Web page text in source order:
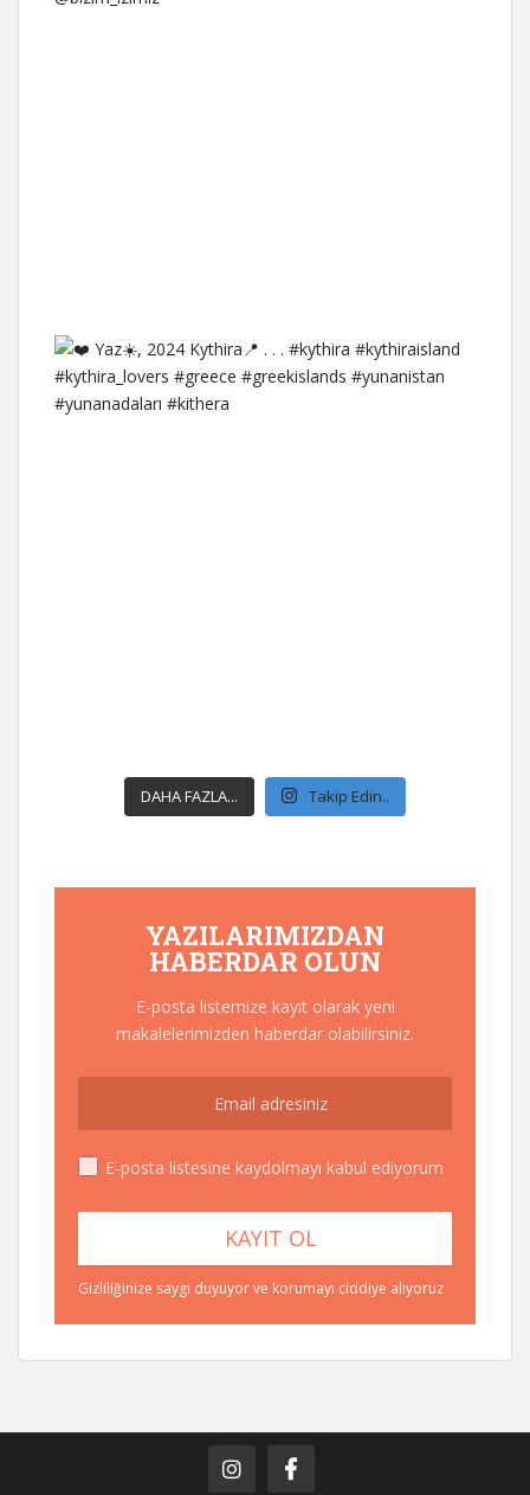
DAHA FAZLA... Takip Edin..
YAZILARIMIZDAN
HABERDAR OLUN
E-posta listemize kayıt olarak yeni
makalelerimizden haberdar olabilirsiniz.
E-posta listesine kaydolmayı kabul ediyorum
Gizliliğinize saygı duyuyor ve korumayı ciddiye alıyoruz